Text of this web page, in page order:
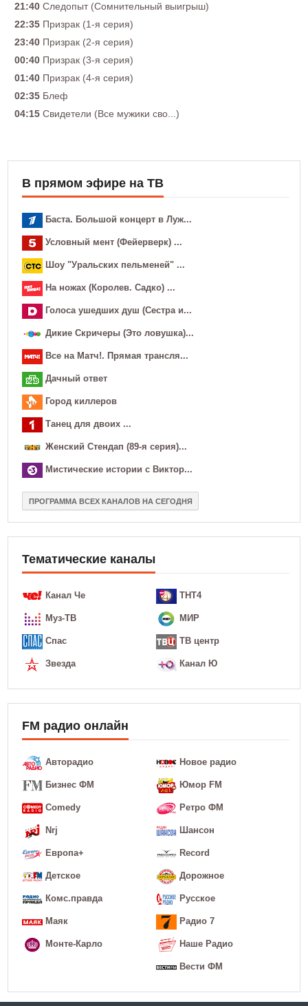
21:40 Следопыт (Сомнительный выигрыш)
22:35 Призрак (1-я серия)
23:40 Призрак (2-я серия)
00:40 Призрак (3-я серия)
01:40 Призрак (4-я серия)
02:35 Блеф
04:15 Свидетели (Все мужики сво...)
В прямом эфире на ТВ
Баста. Большой концерт в Луж...
Условный мент (Фейерверк) ...
Шоу "Уральских пельменей" ...
На ножах (Королев. Садко) ...
Голocа ушедших душ (Сестра и...
Дикие Скричеры (Это ловушка)...
Все на Матч!. Прямая трансля...
Дачный ответ
Город киллеров
Танец для двоих ...
Женский Стендап (89-я серия)...
Мистические истории с Виктор...
ПРОГРАММА ВСЕХ КАНАЛОВ НА СЕГОДНЯ
Тематические каналы
Канал Че
Муз-ТВ
Спас
Звезда
ТНТ4
МИР
ТВ центр
Канал Ю
FM радио онлайн
Авторадио
Бизнес ФМ
Comedy
Nrj
Европа+
Детское
Комс.правда
Маяк
Монте-Карло
Новое радио
Юмор FM
Ретро ФМ
Шансон
Record
Дорожное
Русское
Радио 7
Наше Радио
Вести ФМ